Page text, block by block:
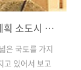
스페인 여행 추천 도시 베스트 9, 자유여행 계획 소도시 유명한 휴양지 섬 꼭 가봐야 하는 곳
은 국토를 가지
고 있어서 보고